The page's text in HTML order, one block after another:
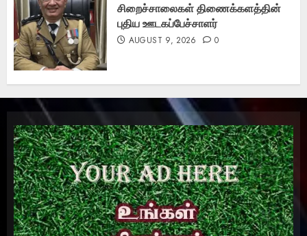
சிறைச்சாலைகள் திணைக்களத்தின்
புதிய ஊடகப்பேச்சாளர்
AUGUST 9, 2026 0